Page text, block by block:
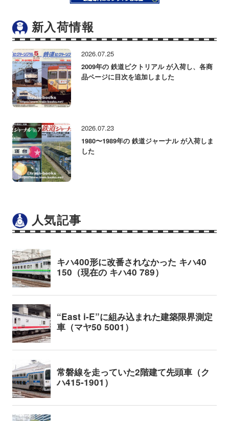
新入荷情報
2026.07.25
2009年の 鉄道ピクトリアル が入荷し、各商
品ページに目次を追加しました
2026.07.23
1980〜1989年の 鉄道ジャーナル が入荷しま
した
人気記事